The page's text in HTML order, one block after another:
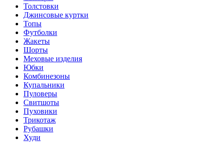
Толстовки
Джинсовые куртки
Топы
Футболки
Жакеты
Шорты
Меховые изделия
Юбки
Комбинезоны
Купальники
Пуловеры
Свитшоты
Пуховики
Трикотаж
Рубашки
Худи